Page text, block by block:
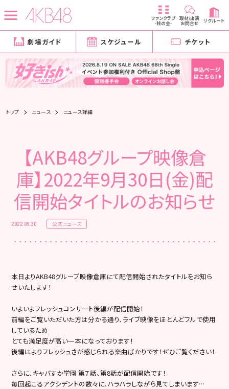
ファンクラブ
-柱の会-
取材/出演
お問合せ リクルート
劇場ガイド スケジュール チケット
トップ ニュース ニュース詳細
【AKB48グループ映像倉
庫】2022年9月30日(金)配
信開始タイトルのお知らせ
2022.09.30 公式ニュース
本日よりAKB48グループ映像倉庫にて配信開始されたタイトルをお知ら
せいたします！
いよいよフレッシュコンサート後編が配信開始！
前編をご覧いただいた方は分かる通り、ライブ映像をほとんどフルで使用
しているため
とても満足度が高い一本になっております！
後編はよりフレッシュさが感じられる楽曲ばかりです！ぜひご覧ください！
さらに、キャバすか学園 第７話、第8話が配信開始です！
毎回起こるアクシデントの数々に、ハラハラしながら見てしまいます…